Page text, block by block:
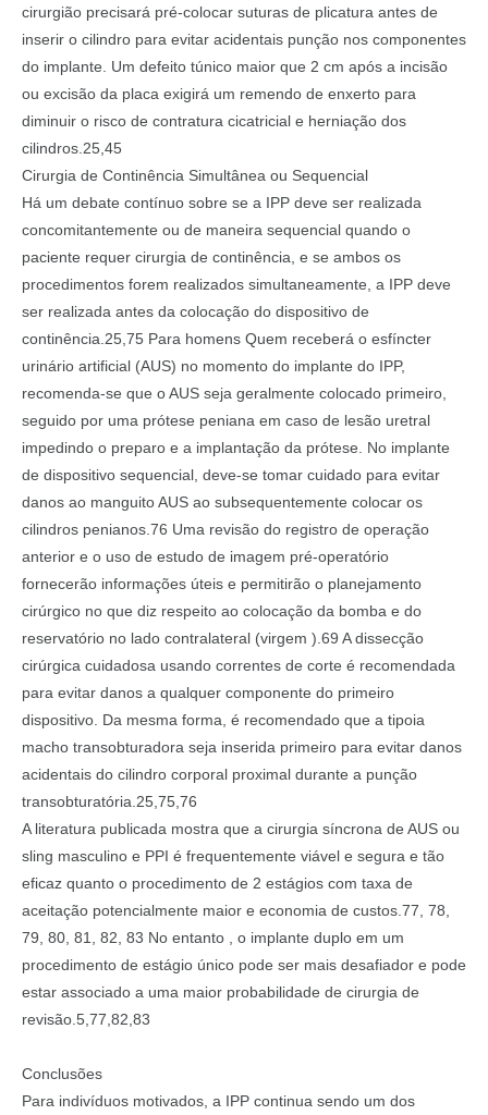
cirurgião precisará pré-colocar suturas de plicatura antes de
inserir o cilindro para evitar acidentais punção nos componentes
do implante. Um defeito túnico maior que 2 cm após a incisão
ou excisão da placa exigirá um remendo de enxerto para
diminuir o risco de contratura cicatricial e herniação dos
cilindros.25,45
Cirurgia de Continência Simultânea ou Sequencial
Há um debate contínuo sobre se a IPP deve ser realizada
concomitantemente ou de maneira sequencial quando o
paciente requer cirurgia de continência, e se ambos os
procedimentos forem realizados simultaneamente, a IPP deve
ser realizada antes da colocação do dispositivo de
continência.25,75 Para homens Quem receberá o esfíncter
urinário artificial (AUS) no momento do implante do IPP,
recomenda-se que o AUS seja geralmente colocado primeiro,
seguido por uma prótese peniana em caso de lesão uretral
impedindo o preparo e a implantação da prótese. No implante
de dispositivo sequencial, deve-se tomar cuidado para evitar
danos ao manguito AUS ao subsequentemente colocar os
cilindros penianos.76 Uma revisão do registro de operação
anterior e o uso de estudo de imagem pré-operatório
fornecerão informações úteis e permitirão o planejamento
cirúrgico no que diz respeito ao colocação da bomba e do
reservatório no lado contralateral (virgem ).69 A dissecção
cirúrgica cuidadosa usando correntes de corte é recomendada
para evitar danos a qualquer componente do primeiro
dispositivo. Da mesma forma, é recomendado que a tipoia
macho transobturadora seja inserida primeiro para evitar danos
acidentais do cilindro corporal proximal durante a punção
transobturatória.25,75,76
A literatura publicada mostra que a cirurgia síncrona de AUS ou
sling masculino e PPI é frequentemente viável e segura e tão
eficaz quanto o procedimento de 2 estágios com taxa de
aceitação potencialmente maior e economia de custos.77, 78,
79, 80, 81, 82, 83 No entanto , o implante duplo em um
procedimento de estágio único pode ser mais desafiador e pode
estar associado a uma maior probabilidade de cirurgia de
revisão.5,77,82,83
Conclusões
Para indivíduos motivados, a IPP continua sendo um dos